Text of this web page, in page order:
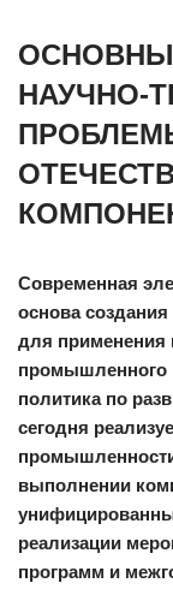
НАУЧНО-
Современная
основа
для применения
промышленного
политика по
сегодня
выполнении
реализации
программ и